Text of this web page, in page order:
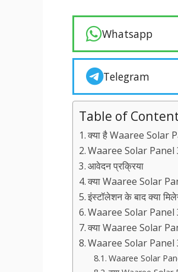
Whatsapp
Telegram
Table of
क्या है Waaree Solar
Waaree Solar Panel
आवेदन प्रक्रिया
क्या Waaree Solar
इंस्टॉलेशन के बाद क्या
Waaree Solar Panel
क्या Waaree Solar
Waaree Solar Panel
Waaree Solar